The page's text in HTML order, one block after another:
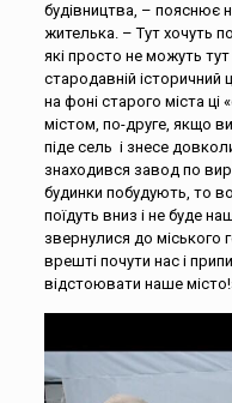
будівництва, – пояснює
жителька. – Тут хочуть
які просто не можуть
стародавній історичний
на фоні старого міста ці
містом, по-друге, якщо
піде сель і знесе
знаходився завод по
будинки побудують, то
поїдуть вниз і не буде
звернулися до міського
врешті почути нас і
відстоювати наше